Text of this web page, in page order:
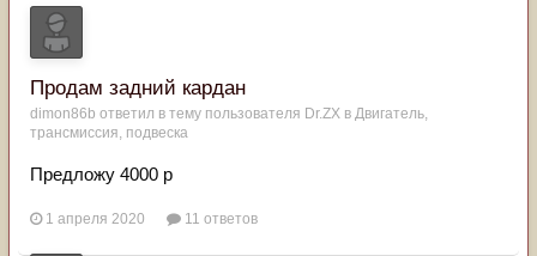
Продам задний кардан
dimon86b ответил в тему пользователя Dr.ZX в Двигатель,
трансмиссия, подвеска
Предложу 4000 р
1 апреля 2020 11 ответов